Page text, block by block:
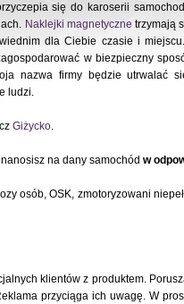
się do karoserii
Naklejki magnetyczne trzymają
dla Ciebie czasie i
w biezpieczny
nazwa firmy będzie utrwalać
ludzi.
Giżycko.
na dany samochód w
osób, OSK, zmotoryzowani
klientów z produktem.
przyciąga ich uwagę. W